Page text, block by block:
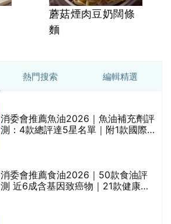
蘑菇煙肉豆奶闊條
麵
熱門搜索 編輯精選
消委會推薦魚油2026｜魚油補充劑評
測：4款總評達5星名單｜附1款國際
消委會推薦食油2026｜50款食油評
測 近6成含基因致癌物｜21款健康煮